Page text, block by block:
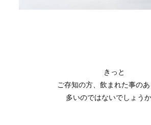
きっと
ご存知の方、飲まれた事のあ
多いのではないでしょう